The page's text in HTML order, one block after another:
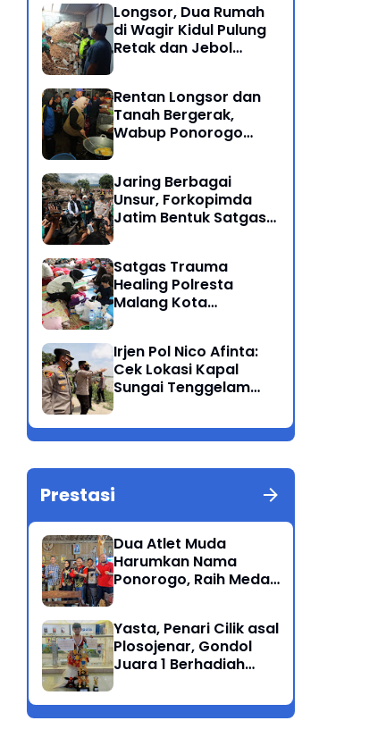
Longsor, Dua Rumah
di Wagir Kidul Pulung
Retak dan Jebol
Rentan Longsor dan
Tanah Bergerak,
Wabup Ponorogo
Pengungsian
Jaring Berbagai
Unsur, Forkopimda
Jatim Bentuk Satgas
Satgas Trauma
Healing Polresta
Malang Kota
Bandang
Irjen Pol Nico Afinta:
Cek Lokasi Kapal
Sungai Tenggelam
Tuban
Prestasi
Dua Atlet Muda
Harumkan Nama
Ponorogo, Raih Medali
Jatim
Yasta, Penari Cilik asal
Plosojenar, Gondol
Juara 1 Berhadiah
Nusantara 2025